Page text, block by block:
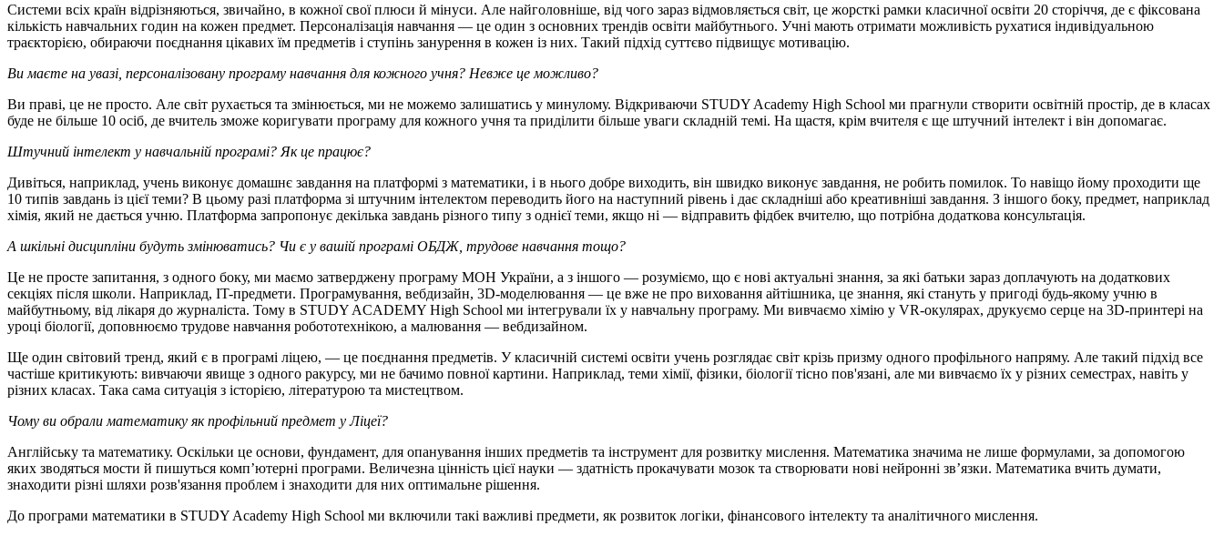
Системи всіх країн відрізняються, звичайно, в кожної свої плюси й мінуси. Але найголовніше, від чого зараз відмовляється світ, це жорсткі рамки класичної освіти 20 сторіччя, де є фіксована
кількість навчальних годин на кожен предмет. Персоналізація навчання — це один з основних трендів освіти майбутнього. Учні мають отримати можливість рухатися індивідуальною
траєкторією, обираючи поєднання цікавих їм предметів і ступінь занурення в кожен із них. Такий підхід суттєво підвищує мотивацію.
Ви маєте на увазі, персоналізовану програму навчання для кожного учня? Невже це можливо?
Ви праві, це не просто. Але світ рухається та змінюється, ми не можемо залишатись у минулому. Відкриваючи STUDY Academy High School ми прагнули створити освітній простір, де в класах
буде не більше 10 осіб, де вчитель зможе коригувати програму для кожного учня та приділити більше уваги складній темі. На щастя, крім вчителя є ще штучний інтелект і він допомагає.
Штучний інтелект у навчальній програмі? Як це працює?
Дивіться, наприклад, учень виконує домашнє завдання на платформі з математики, і в нього добре виходить, він швидко виконує завдання, не робить помилок. То навіщо йому проходити ще
10 типів завдань із цієї теми? В цьому разі платформа зі штучним інтелектом переводить його на наступний рівень і дає складніші або креативніші завдання. З іншого боку, предмет, наприклад
хімія, який не дається учню. Платформа запропонує декілька завдань різного типу з однієї теми, якщо ні — відправить фідбек вчителю, що потрібна додаткова консультація.
А шкільні дисципліни будуть змінюватись? Чи є у вашій програмі ОБДЖ, трудове навчання тощо?
Це не просте запитання, з одного боку, ми маємо затверджену програму МОН України, а з іншого — розуміємо, що є нові актуальні знання, за які батьки зараз доплачують на додаткових
секціях після школи. Наприклад, IT-предмети. Програмування, вебдизайн, 3D-моделювання — це вже не про виховання айтішника, це знання, які стануть у пригоді будь-якому учню в
майбутньому, від лікаря до журналіста. Тому в STUDY ACADEMY High School ми інтегрували їх у навчальну програму. Ми вивчаємо хімію у VR-окулярах, друкуємо серце на 3D-принтері на
уроці біології, доповнюємо трудове навчання робототехнікою, а малювання — вебдизайном.
Ще один світовий тренд, який є в програмі ліцею, — це поєднання предметів. У класичній системі освіти учень розглядає світ крізь призму одного профільного напряму. Але такий підхід все
частіше критикують: вивчаючи явище з одного ракурсу, ми не бачимо повної картини. Наприклад, теми хімії, фізики, біології тісно пов'язані, але ми вивчаємо їх у різних семестрах, навіть у
різних класах. Така сама ситуація з історією, літературою та мистецтвом.
Чому ви обрали математику як профільний предмет у Ліцеї?
Англійську та математику. Оскільки це основи, фундамент, для опанування інших предметів та інструмент для розвитку мислення. Математика значима не лише формулами, за допомогою
яких зводяться мости й пишуться комп’ютерні програми. Величезна цінність цієї науки — здатність прокачувати мозок та створювати нові нейронні зв’язки. Математика вчить думати,
знаходити різні шляхи розв'язання проблем і знаходити для них оптимальне рішення.
До програми математики в STUDY Academy High School ми включили такі важливі предмети, як розвиток логіки, фінансового інтелекту та аналітичного мислення.